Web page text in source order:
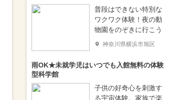
普段はできない特別な
ワクワク体験！夜の動
物園をのぞきに行こう
神奈川県横浜市旭区
雨OK★未就学児はいつでも入館無料の体験
型科学館
子供の好奇心を刺激す
る宇宙体験。家族で楽